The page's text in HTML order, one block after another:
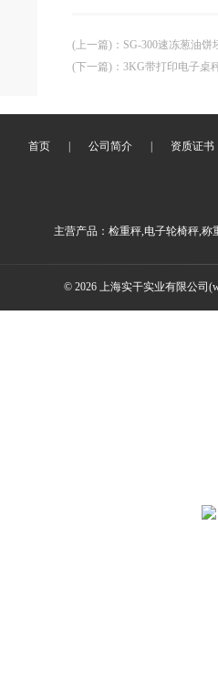
(上一篇) ： SG-300速冻葱油饼
(下一篇) ： 3KG带打印电子桌
首页 公司简介 资质证书
主营产品：检重秤,电子轮椅秤,
© 2026 上海实干实业有限公司